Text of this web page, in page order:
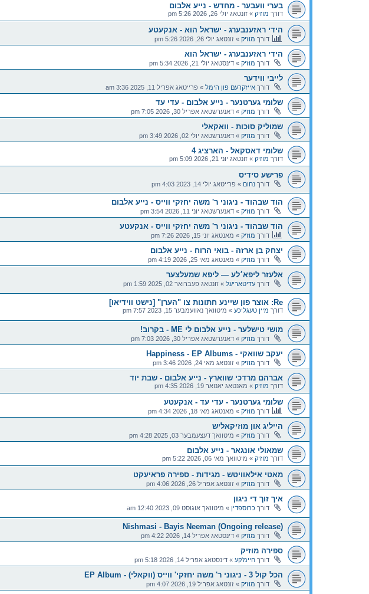
בערי וועבער - מחדש - נייע אלבום
דורך מוזיק » זונטאג יולי 26, 2026 5:26 pm
הידי ראזענבערג - ישראל הוא - אנקעטע
דורך מוזיק » זונטאג יולי 26, 2026 5:26 pm
הידי ראזענבערג - ישראל הוא
דורך מוזיק » דינסטאג יולי 21, 2026 5:34 pm
לייבי ווידער
דורך אייזקרעם פון הימל » פרייטאג אפריל 11, 2025 3:36 am
שלומי גערטנער - נייע אלבום - עדי עד
דורך מוזיק » דאנערשטאג אפריל 30, 2026 7:05 pm
שמוליק סוכות - וואקאלי
דורך מוזיק » דאנערשטאג יולי 02, 2026 3:49 pm
שלומי דאסקאל - הארציג 4
דורך מוזיק » זונטאג יוני 21, 2026 5:09 pm
פרישע סידיס
דורך נחום » פרייטאג יולי 14, 2023 4:03 pm
הוד שבהוד - ניגוני ר' משה יחזקי ווייס - נייע אלבום
דורך מוזיק » דאנערשטאג יוני 11, 2026 3:54 pm
הוד שבהוד - ניגוני ר' משה יחזקי ווייס - אנקעטע
דורך מוזיק » מאנטאג יוני 15, 2026 7:26 pm
יצחק בן ארזה - בואי הרוח - נייע אלבום
דורך מוזיק » מאנטאג מאי 25, 2026 4:19 pm
אלעזר ליפא׳לע — ליפא שמעלצער
דורך עדיטאריעל » זונטאג פעברואר 02, 2025 1:59 pm
Re: אוצר פון שיינע חתונות צו "הערן" [נישט ווידיאו]
דורך מיין טעגליכע » מיטוואך נאוועמבער 15, 2023 7:57 pm
מושי טישלער - נייע אלבום לי ME - בקרוב!
דורך מוזיק » דאנערשטאג אפריל 30, 2026 7:03 pm
יעקב שוואקי - Happiness - EP Albums
דורך מוזיק » זונטאג מאי 24, 2026 3:46 pm
אברהם מרדכי שווארץ - נייע אלבום - שבת יוד
דורך מוזיק » מאנטאג יאנואר 19, 2026 4:35 pm
שלומי גערטנער - עדי עד - אנקעטע
דורך מוזיק » מאנטאג מאי 18, 2026 4:34 pm
הייליג און מוזיקאליש
דורך מוזיק » מיטוואך דעצעמבער 03, 2025 4:28 pm
שמאולי אונגאר - נייע אלבום
דורך מוזיק » מיטוואך מאי 06, 2026 5:22 pm
מאטי אילאוויטש - מגידות - ספירה פראיעקט
דורך מוזיק » זונטאג אפריל 26, 2026 4:06 pm
איך זוך די ניגון
דורך כרוספדין » מיטוואך אוגוסט 09, 2023 12:40 am
Nishmasi - Bayis Neeman (Ongoing release)
דורך מוזיק » דינסטאג אפריל 14, 2026 4:22 pm
ספירה מוזיק
דורך חיימ'קע » דינסטאג אפריל 14, 2026 5:18 pm
הכל קול 3 - ניגוני ר' משה יחזקי' ווייס (ווקאלי) - EP Album
דורך מוזיק » זונטאג אפריל 19, 2026 4:07 pm